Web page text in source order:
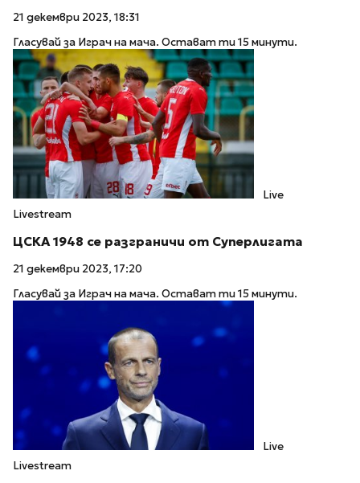
21 декември 2023, 18:31
Гласувай за Играч на мача. Остават ти 15 минути.
Live
Livestream
ЦСКА 1948 се разграничи от Суперлигата
21 декември 2023, 17:20
Гласувай за Играч на мача. Остават ти 15 минути.
Live
Livestream